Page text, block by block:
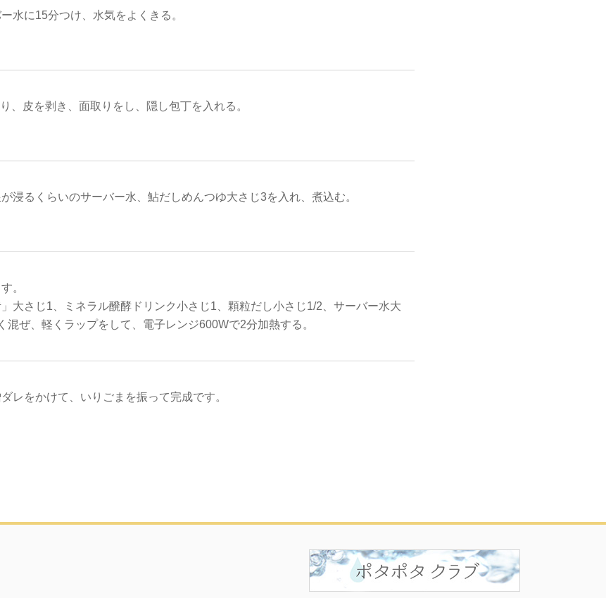
水に15分つけ、水気をよくきる。
、皮を剥き、面取りをし、隠し包丁を入れる。
浸るくらいのサーバー水、鮎だしめんつゆ大さじ3を入れ、煮込む。
。
大さじ1、ミネラル醗酵ドリンク小さじ1、顆粒だし小さじ1/2、サーバー水大
混ぜ、軽くラップをして、電子レンジ600Wで2分加熱する。
レをかけて、いりごまを振って完成です。